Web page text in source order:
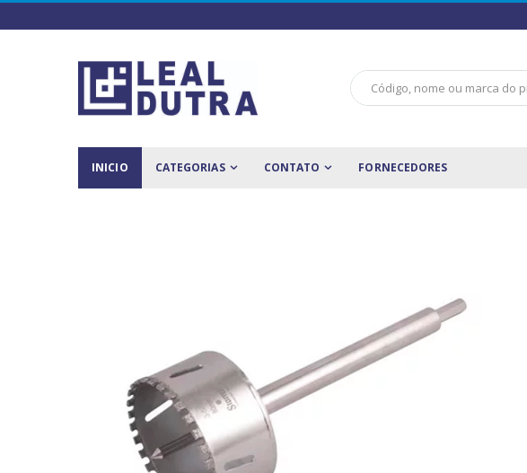
INICIO CATEGORIAS CONTATO FORNECEDORES